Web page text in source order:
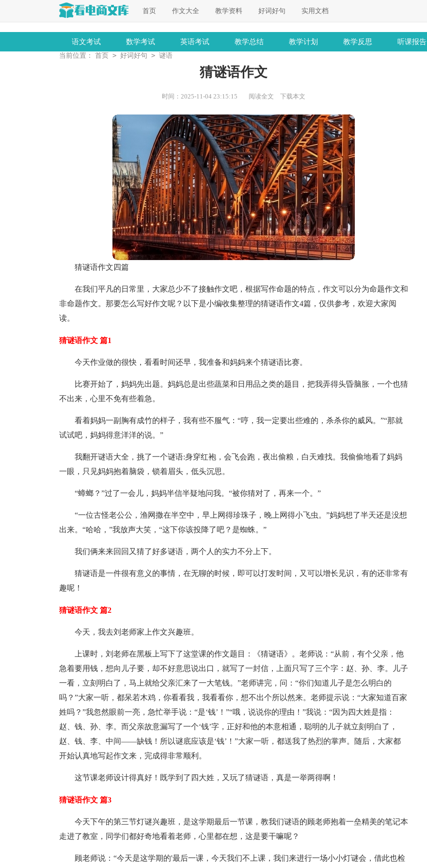
首页 作文大全 教学资料 好词好句 实用文档
语文考试 数学考试 英语考试 教学总结 教学计划 教学反思 听课报告
当前位置： 首页 > 好词好句 > 谜语
猜谜语作文
时间：2025-11-04 23:15:15 阅读全文 下载本文
猜谜语作文四篇
在我们平凡的日常里，大家总少不了接触作文吧，根据写作命题的特点，作文可以分为命题作文和
非命题作文。那要怎么写好作文呢？以下是小编收集整理的猜谜语作文4篇，仅供参考，欢迎大家阅
读。
猜谜语作文 篇1
今天作业做的很快，看看时间还早，我准备和妈妈来个猜谜语比赛。
比赛开始了，妈妈先出题。妈妈总是出些蔬菜和日用品之类的题目，把我弄得头昏脑胀，一个也猜
不出来，心里不免有些着急。
看着妈妈一副胸有成竹的样子，我有些不服气：“哼，我一定要出些难的，杀杀你的威风。”“那就
试试吧，妈妈得意洋洋的说。”
我翻开谜语大全，挑了一个谜语:身穿红袍，会飞会跑，夜出偷粮，白天难找。我偷偷地看了妈妈
一眼，只见妈妈抱着脑袋，锁着眉头，低头沉思。
“蟑螂？”过了一会儿，妈妈半信半疑地问我。“被你猜对了，再来一个。”
“一位古怪老公公，渔网撒在半空中，早上网得珍珠子，晚上网得小飞虫。”妈妈想了半天还是没想
出来。“哈哈，”我放声大笑，“这下你该投降了吧？是蜘蛛。”
我们俩来来回回又猜了好多谜语，两个人的实力不分上下。
猜谜语是一件很有意义的事情，在无聊的时候，即可以打发时间，又可以增长见识，有的还非常有
趣呢！
猜谜语作文 篇2
今天，我去刘老师家上作文兴趣班。
上课时，刘老师在黑板上写下了这堂课的作文题目：《猜谜语》。老师说：“从前，有个父亲，他
急着要用钱，想向儿子要，却不好意思说出口，就写了一封信，上面只写了三个字：赵、孙、李。儿子
一看，立刻明白了，马上就给父亲汇来了一大笔钱。”老师讲完，问：“你们知道儿子是怎么明白的
吗？”大家一听，都呆若木鸡，你看看我，我看看你，想不出个所以然来。老师提示说：“大家知道百家
姓吗？”我忽然眼前一亮，急忙举手说：“是‘钱’！”“哦，说说你的理由！”我说：“因为四大姓是指：
赵、钱、孙、李。而父亲故意漏写了一个‘钱’字，正好和他的本意相通，聪明的儿子就立刻明白了，
赵、钱、李、中间——缺钱！所以谜底应该是‘钱’！”大家一听，都送我了热烈的掌声。随后，大家都
开始认真地写起作文来，完成得非常顺利。
这节课老师设计得真好！既学到了四大姓，又玩了猜谜语，真是一举两得啊！
猜谜语作文 篇3
今天下午的第三节灯谜兴趣班，是这学期最后一节课，教我们谜语的顾老师抱着一垒精美的笔记本
走进了教室，同学们都好奇地看着老师，心里都在想，这是要干嘛呢？
顾老师说：“今天是这学期的'最后一课，今天我们不上课，我们来进行一场小小灯谜会，借此也检